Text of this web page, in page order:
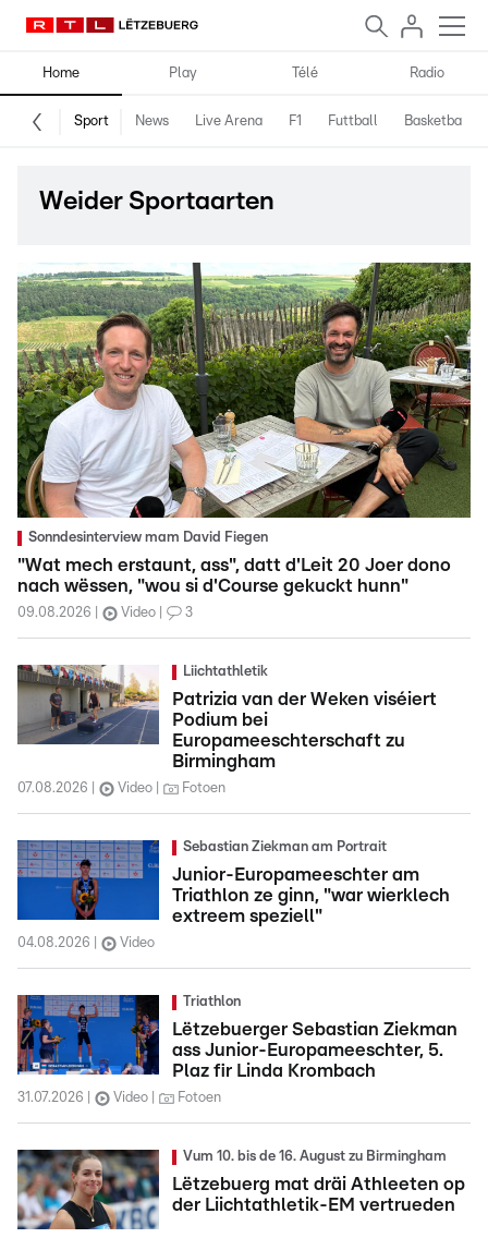
Home Play Télé Radio
Sport News Live Arena F1 Futtball Basketball
Weider Sportaarten
Sonndesinterview mam David Fiegen
"Wat mech erstaunt, ass", datt d'Leit 20 Joer dono
nach wëssen, "wou si d'Course gekuckt hunn"
09.08.2026 Video 3
Liichtathletik
Patrizia van der Weken viséiert
Podium bei
Europameeschterschaft zu
Birmingham
07.08.2026 Video Fotoen
Sebastian Ziekman am Portrait
Junior-Europameeschter am
Triathlon ze ginn, "war wierklech
extreem speziell"
04.08.2026 Video
Triathlon
Lëtzebuerger Sebastian Ziekman
ass Junior-Europameeschter, 5.
Plaz fir Linda Krombach
31.07.2026 Video Fotoen
Vum 10. bis de 16. August zu Birmingham
Lëtzebuerg mat dräi Athleeten op
der Liichtathletik-EM vertrueden